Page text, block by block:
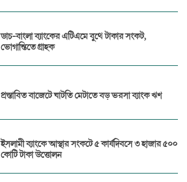
ডাচ-বাংলা ব্যাংকের এটিএমে বুথে টাকার সংকট,
ভোগান্তিতে গ্রাহক
প্রস্তাবিত বাজেটে ঘাটতি মেটাতে বড় ভরসা ব্যাংক ঋণ
ইসলামী ব্যাংকে আস্থার সংকটে ৫ কার্যদিবসে ৩ হাজার ৫০০
কোটি টাকা উত্তোলন